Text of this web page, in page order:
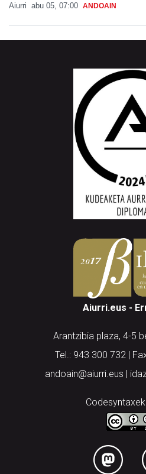
Aiurri abu 05, 07:00 ANDOAIN
Aiurri.eus -
Arantzibia plaza, 4-5
Tel.: 943 300 732 |
andoain@aiurri.eus |